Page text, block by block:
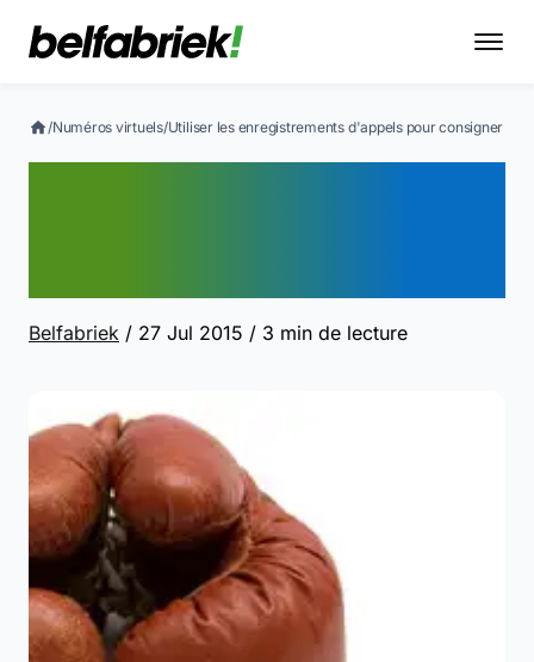
/Numéros virtuels/Utiliser les enregistrements d'appels pour consigner
Belfabriek / 27 Jul 2015 / 3 min de lecture